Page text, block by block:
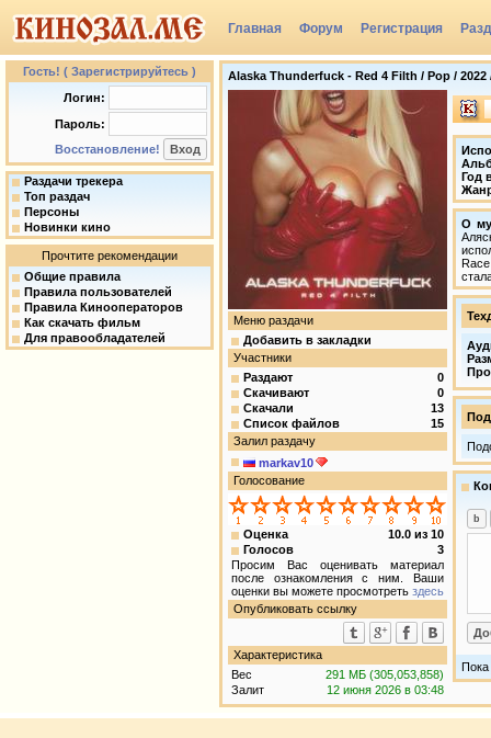
Главная Форум Регистрация
Группы
Гость! ( Зарегистрируйтесь )
Логин:
Пароль:
Восстановление!
Раздачи трекера
Топ раздач
Персоны
Новинки кино
Прочтите рекомендации
Общие правила
Правила пользователей
Правила Кинооператоров
Как скачать фильм
Для правообладателей
Alaska Thunderfuck - Red 4 Filth / Pop /
Меню раздачи
Добавить в закладки
Участники
Раздают
0
Скачивают
0
Скачали
13
Список файлов
15
Залил раздачу
markav10
Голосование
Оценка 10.0 из 10
Голосов
3
Просим Вас оценивать материал
после ознакомления с ним. Ваши
оценки вы можете просмотреть здесь
Опубликовать ссылку
Характеристика
Вес
291 МБ (305,053,858)
Залит
12 июня 2026 в 03:48
Год
О
Пока